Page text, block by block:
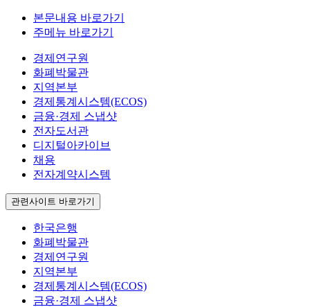
본문내용 바로가기
주메뉴 바로가기
경제연구원
화폐박물관
지역본부
경제통계시스템(ECOS)
금융·경제 스냅샷
전자도서관
디지털아카이브
채용
전자계약시스템
관련사이트 바로가기
한국은행
화폐박물관
경제연구원
지역본부
경제통계시스템(ECOS)
금융·경제 스냅샷